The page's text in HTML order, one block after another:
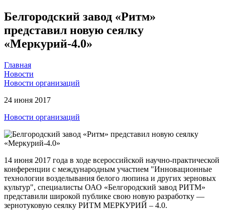
Белгородский завод «Ритм»
представил новую сеялку
«Меркурий-4.0»
Главная
Новости
Новости организаций
24 июня 2017
Новости организаций
14 июня 2017 года в ходе всероссийской научно-практической
конференции с международным участием "Инновационные
технологии возделывания белого люпина и других зерновых
культур", специалисты ОАО «Белгородский завод РИТМ»
представили широкой публике свою новую разработку —
зернотуковую сеялку РИТМ МЕРКУРИЙ – 4.0.